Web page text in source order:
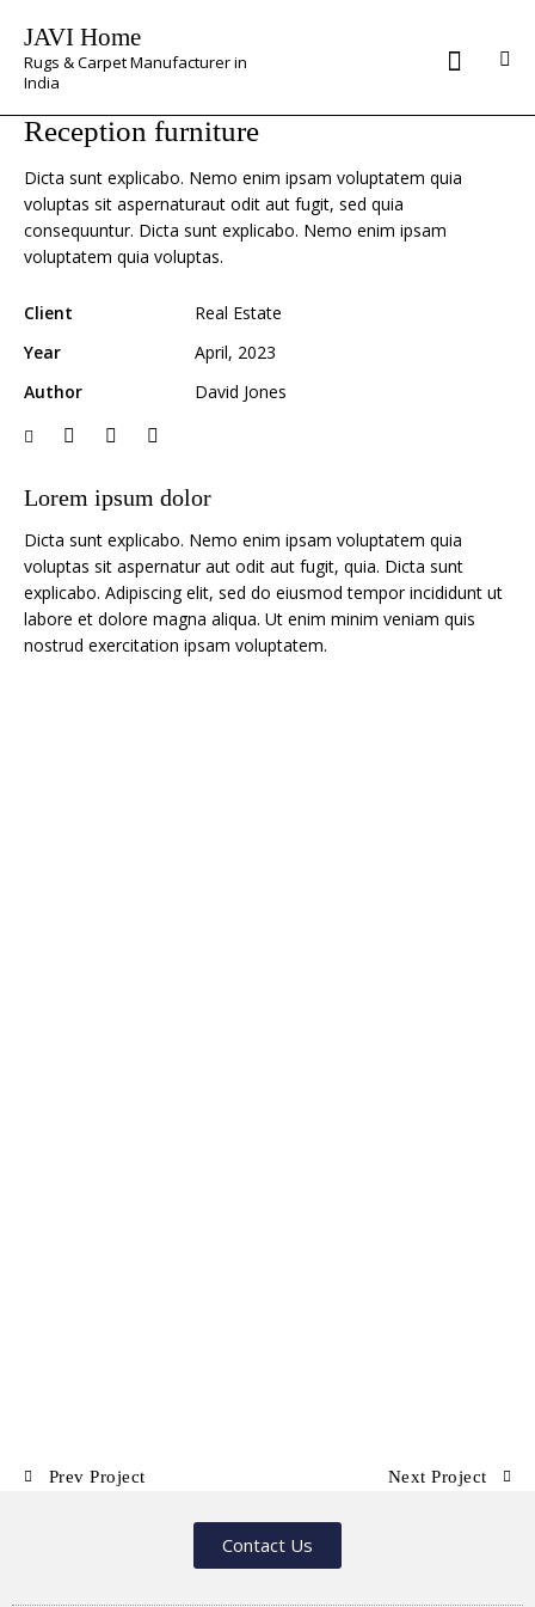
JAVI Home
Rugs & Carpet Manufacturer in
India
Reception furniture
Lorem ipsum dolor
Dicta sunt explicabo. Nemo enim ipsam voluptatem quia
voluptas sit aspernatur aut odit aut fugit, quia. Dicta sunt
explicabo. Adipiscing elit, sed do eiusmod tempor incididunt ut
labore et dolore magna aliqua. Ut enim minim veniam quis
nostrud exercitation ipsam voluptatem.
Dicta sunt explicabo. Nemo enim ipsam voluptatem quia
voluptas sit aspernaturaut odit aut fugit, sed quia
consequuntur. Dicta sunt explicabo. Nemo enim ipsam
voluptatem quia voluptas.
Client
Real Estate
Year
April, 2023
Author
David Jones
Prev Project Next Project
Contact Us